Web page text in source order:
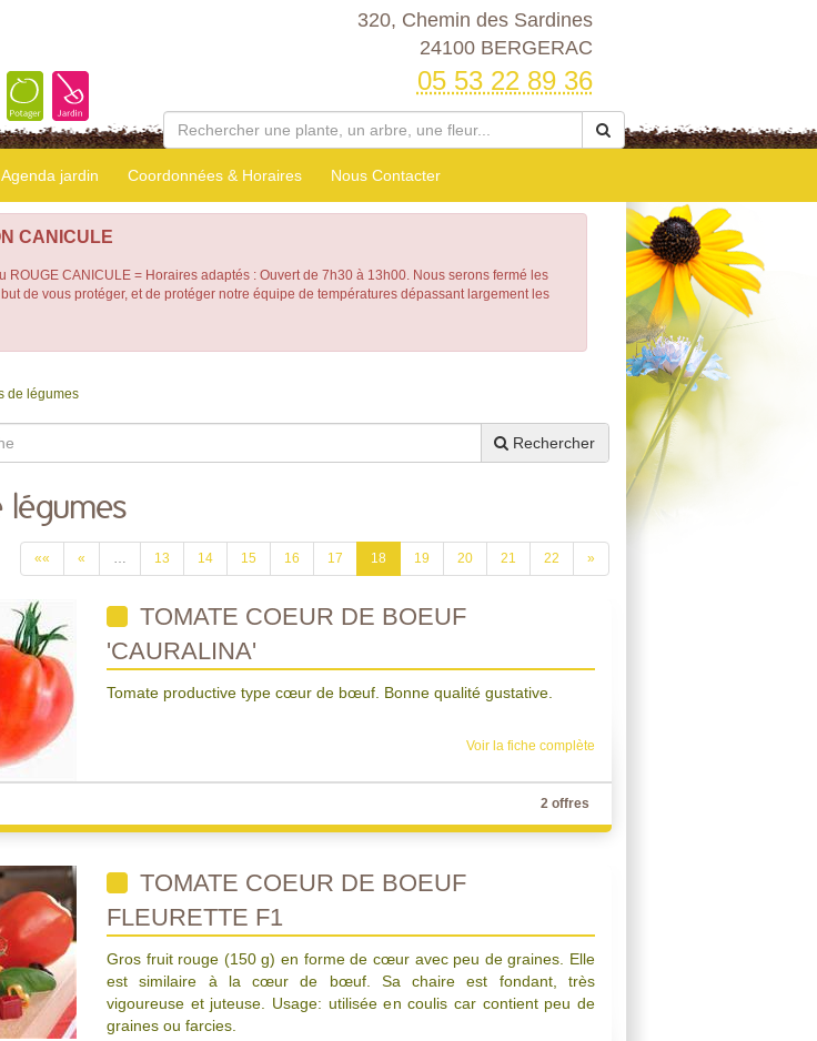
320, Chemin des Sardines
24100 BERGERAC
05 53 22 89 36
Agenda jardin Coordonnées & Horaires Nous Contacter
CANICULE
ROUGE CANICULE = Horaires adaptés : Ouvert de 7h30 à 13h00. Nous serons fermé les
de vous protéger, et de protéger notre équipe de températures dépassant largement les
de légumes
Rechercher
légumes
«« « … 13 14 15 16 17 18 19 20 21 22 »
TOMATE COEUR DE BOEUF
'CAURALINA'
Tomate productive type cœur de bœuf. Bonne qualité gustative.
Voir la fiche complète
2 offres
TOMATE COEUR DE BOEUF
FLEURETTE F1
Gros fruit rouge (150 g) en forme de cœur avec peu de graines. Elle
est similaire à la cœur de bœuf. Sa chaire est fondant, très
vigoureuse et juteuse. Usage: utilisée en coulis car contient peu de
graines ou farcies.